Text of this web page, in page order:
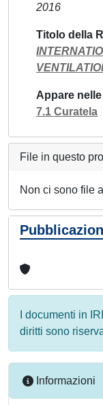
2016
Titolo della
Appare
7.1 Curatela
File in questo
Non ci sono file
I documenti in
diritti sono
Informazioni